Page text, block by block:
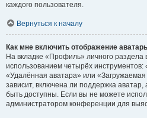
каждого пользователя.
Вернуться к началу
Как мне включить отображение
На вкладке «Профиль» личного раздела
использованием четырёх инструментов:
«Удалённая аватара» или
зависит, включена ли поддержка аватар,
быть доступны. Если вы не можете
администратором конференции для